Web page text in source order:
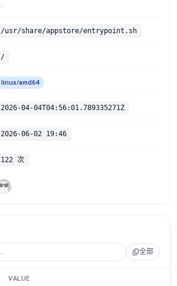
/usr/share/appstore/entrypoint.sh
/
linux/amd64
2026-04-04T04:56:01.789335271Z
2026-06-02 19:46
122 次
全部
VALUE